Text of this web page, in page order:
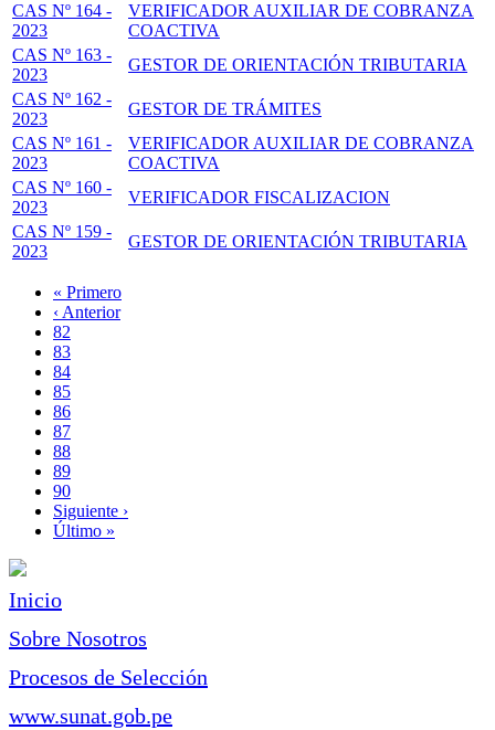
CAS Nº 164 -
2023
VERIFICADOR AUXILIAR DE COBRANZA
COACTIVA
CAS Nº 163 -
2023
GESTOR DE ORIENTACIÓN TRIBUTARIA
CAS Nº 162 -
2023
GESTOR DE TRÁMITES
CAS Nº 161 -
2023
VERIFICADOR AUXILIAR DE COBRANZA
COACTIVA
CAS Nº 160 -
2023
VERIFICADOR FISCALIZACION
CAS Nº 159 -
2023
GESTOR DE ORIENTACIÓN TRIBUTARIA
Paginación
Primera
página
« Primero
Página
anterior
‹ Anterior
Page
82
Page
83
Page
84
Page
85
Página
actual
86
Page
87
Page
88
Page
89
Page
90
Siguiente
página
Siguiente ›
Última
Último »
Inicio
Sobre Nosotros
Procesos de Selección
www.sunat.gob.pe